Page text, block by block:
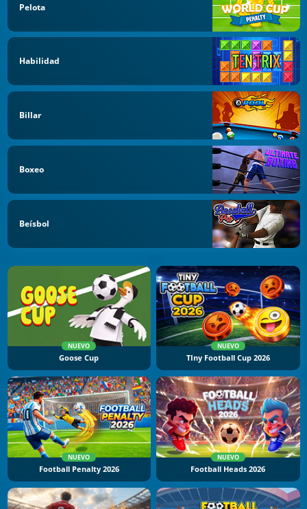
Pelota
Habilidad
Billar
Boxeo
Beísbol
NUEVO
Goose Cup
NUEVO
TIny Football Cup 2026
NUEVO
Football Penalty 2026
NUEVO
Football Heads 2026